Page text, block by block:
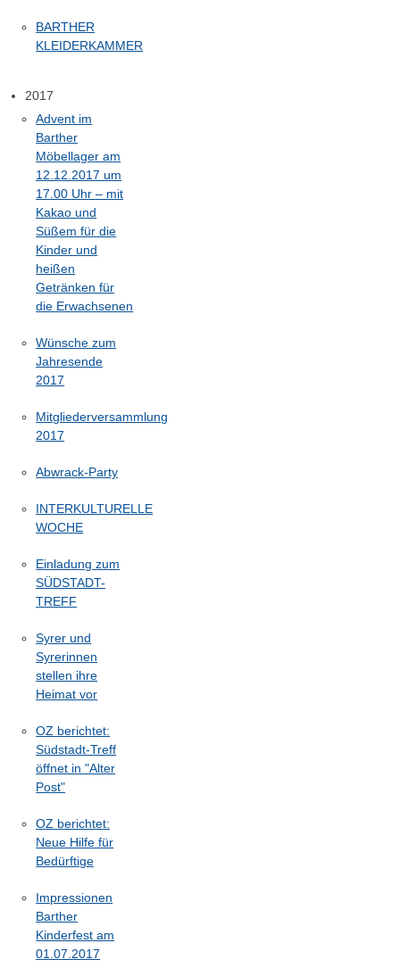
BARTHER
KLEIDERKAMMER
2017
Advent im
Barther
Möbellager am
12.12.2017 um
17.00 Uhr – mit
Kakao und
Süßem für die
Kinder und
heißen
Getränken für
die Erwachsenen
Wünsche zum
Jahresende
2017
Mitgliederversammlung
2017
Abwrack-Party
INTERKULTURELLE
WOCHE
Einladung zum
SÜDSTADT-
TREFF
Syrer und
Syrerinnen
stellen ihre
Heimat vor
OZ berichtet:
Südstadt-Treff
öffnet in "Alter
Post"
OZ berichtet:
Neue Hilfe für
Bedürftige
Impressionen
Barther
Kinderfest am
01.07.2017